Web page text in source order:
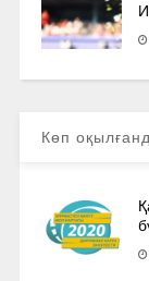
Көп